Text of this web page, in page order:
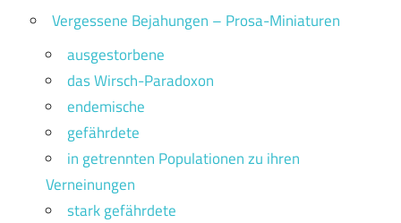
Vergessene Bejahungen – Prosa-Miniaturen
ausgestorbene
das Wirsch-Paradoxon
endemische
gefährdete
in getrennten Populationen zu ihren
Verneinungen
stark gefährdete